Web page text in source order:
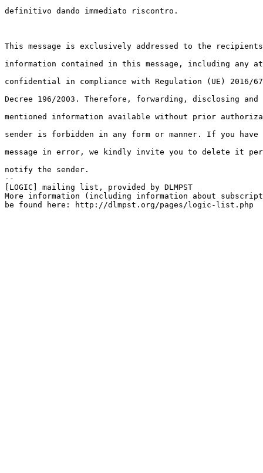
definitivo dando immediato riscontro.
This message is exclusively addressed to the
information contained in this message, including any
confidential in compliance with Regulation (UE) 2016/
Decree 196/2003. Therefore, forwarding, disclosing and
mentioned information available without prior
sender is forbidden in any form or manner. If you
message in error, we kindly invite you to delete it
notify the sender.
--
[LOGIC] mailing list, provided by DLMPST
More information (including information about